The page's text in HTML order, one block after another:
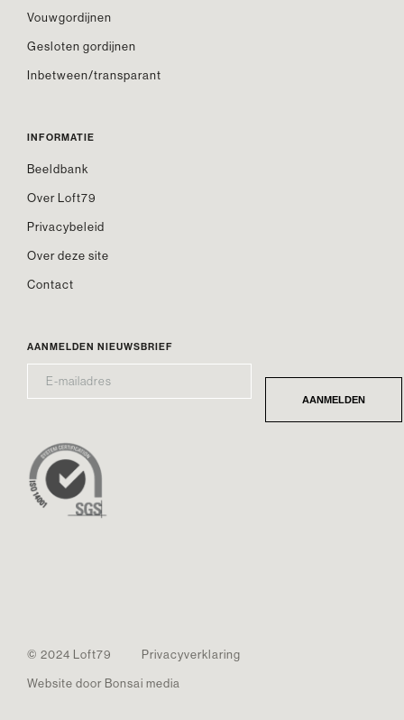
Vouwgordijnen
Gesloten gordijnen
Inbetween/transparant
INFORMATIE
Beeldbank
Over Loft79
Privacybeleid
Over deze site
Contact
AANMELDEN NIEUWSBRIEF
MAILADRES* AANMELDEN
© 2024 Loft79
Privacyverklaring
Website door Bonsai media